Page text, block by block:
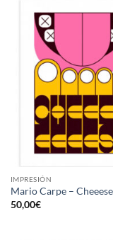
IMPRESIÓN
Mario Carpe – Cheeese
50,00€